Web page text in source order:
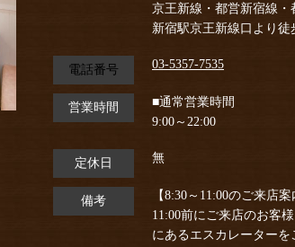
京王新線・都営新宿線・
新宿駅京王新線口より徒
電話番号 03-5357-7535
営業時間
■通常営業時間
9:00～22:00
定休日 無
備考
【8:30～11:00のご来店
11:00前にご来店のお客
にあるエスカレーター